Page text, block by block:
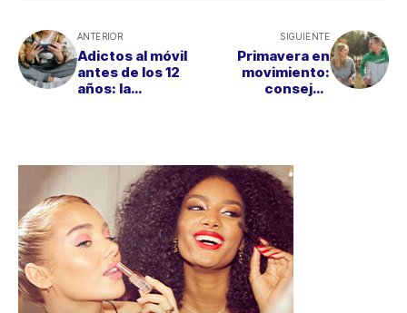
ANTERIOR
Adictos al móvil
antes de los 12
años: la
SIGUIENTE
Primavera en
movimiento:
consejos